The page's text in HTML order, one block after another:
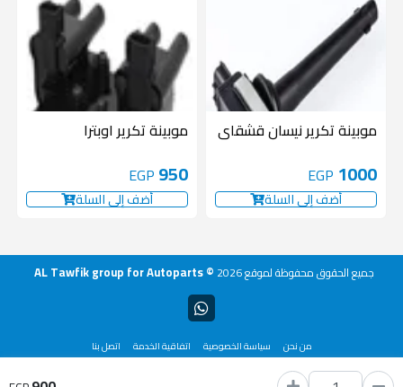
موبينة تكرير نيسان قشقاى
1000
EGP
أضف إلى السلة
موبينة تكرير اوبترا
950
EGP
أضف إلى السلة
جميع الحقوق محفوظة لموقع AL Tawfik group for Autoparts © 2026
من نحن سياسة الخصوصية اتفاقية الخدمة اتصل بنا